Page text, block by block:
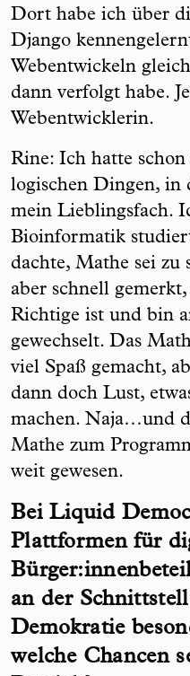
Dort habe ich über
Django
Webentwickeln
dann verfolgt habe.
Webentwicklerin.
Rine: Ich hatte
logischen Dingen, in
mein Lieblingsfach.
Bioinformatik
dachte, Mathe sei zu
aber schnell
Richtige ist und bin
gewechselt. Das
viel Spaß gemacht,
dann doch Lust,
machen. Naja…und
Mathe zum
weit gewesen.
Bei Liquid
Plattformen für
an der
Demokratie
welche Chancen